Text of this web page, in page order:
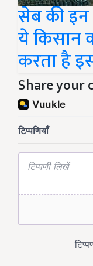
सेब की इन
ये किसान
करता है
Share your